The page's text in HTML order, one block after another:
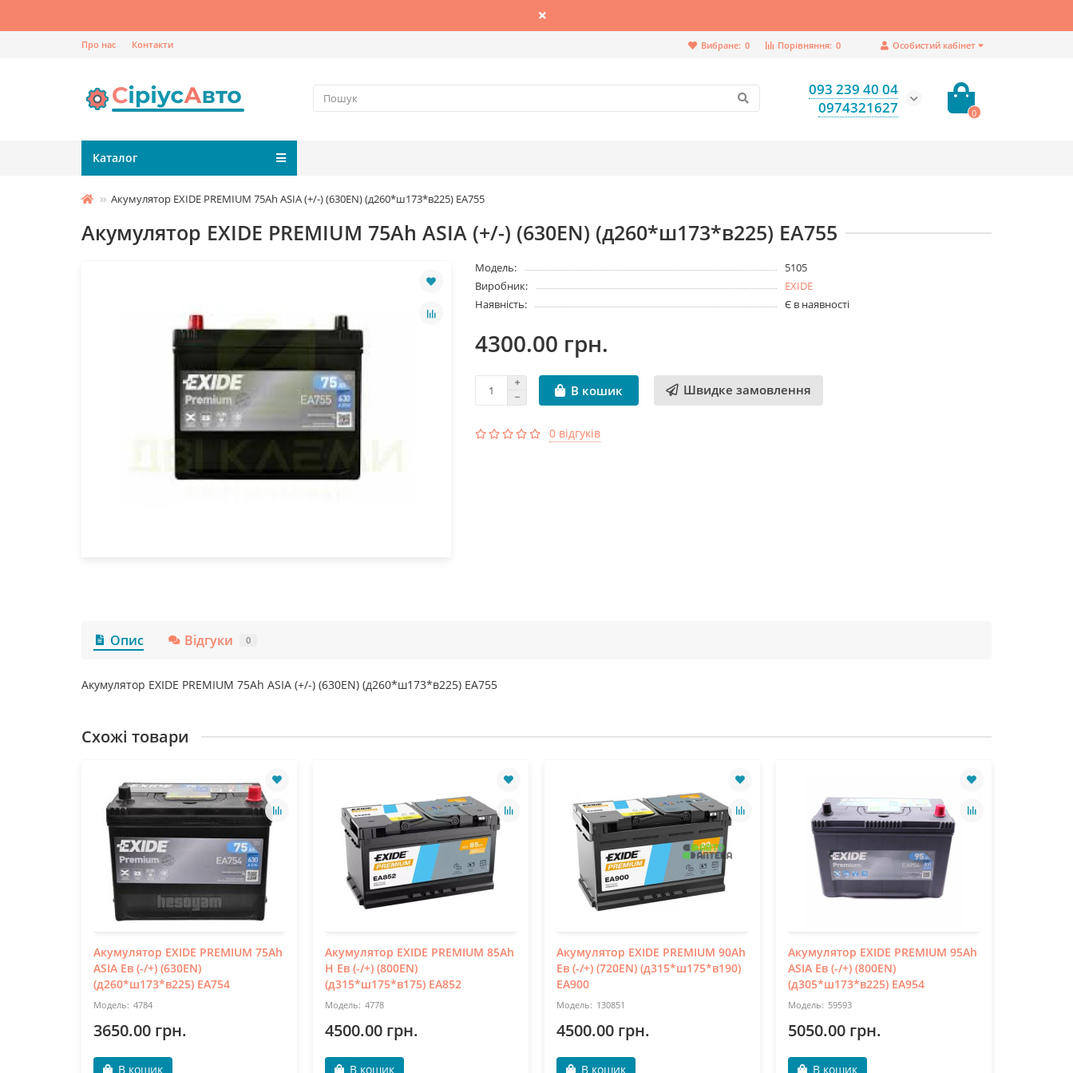
Особистий кабінет
Порівняння: 0
Вибране: 0
Про нас Контакти
093 239 40 04
0974321627
0
Каталог
Акумулятор EXIDE PREMIUM 75Ah ASIA (+/-) (630EN) (д260*ш173*в225) EA755
Акумулятор EXIDE PREMIUM 75Ah ASIA (+/-) (630EN) (д260*ш173*в225) EA755
Модель:
5105
Виробник:
EXIDE
Наявність:
Є в наявності
4300.00 грн.
В кошик Швидке замовлення
0 відгуків
Опис Відгуки 0
Акумулятор EXIDE PREMIUM 75Ah ASIA (+/-) (630EN) (д260*ш173*в225) EA755
Схожі товари
Акумулятор EXIDE PREMIUM 75Ah
ASIA Ев (-/+) (630EN)
(д260*ш173*в225) EA754
4784
3650.00 грн.
В кошик
Акумулятор EXIDE PREMIUM 85Ah
Н Ев (-/+) (800EN)
(д315*ш175*в175) EA852
4778
4500.00 грн.
В кошик
Акумулятор EXIDE PREMIUM 90Ah
Ев (-/+) (720EN) (д315*ш175*в190)
EA900
130851
4500.00 грн.
В кошик
Акумулятор EXIDE PREMIUM 95Ah
ASIA Ев (-/+) (800EN)
(д305*ш173*в225) EA954
59593
5050.00 грн.
В кошик